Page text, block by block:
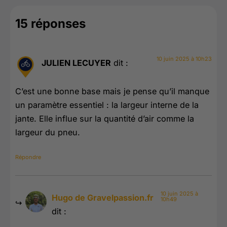
15 réponses
JULIEN LECUYER dit : 10 juin 2025 à 10h23
C’est une bonne base mais je pense qu’il manque
un paramètre essentiel : la largeur interne de la
jante. Elle influe sur la quantité d’air comme la
largeur du pneu.
Répondre
Hugo de Gravelpassion.fr
dit :
10 juin 2025 à
10h49